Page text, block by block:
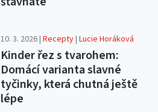
10. 3. 2026 |Recepty|Lucie Horáková
Kinder řez s tvarohem:
Domácí varianta slavné
tyčinky, která chutná ještě
lépe